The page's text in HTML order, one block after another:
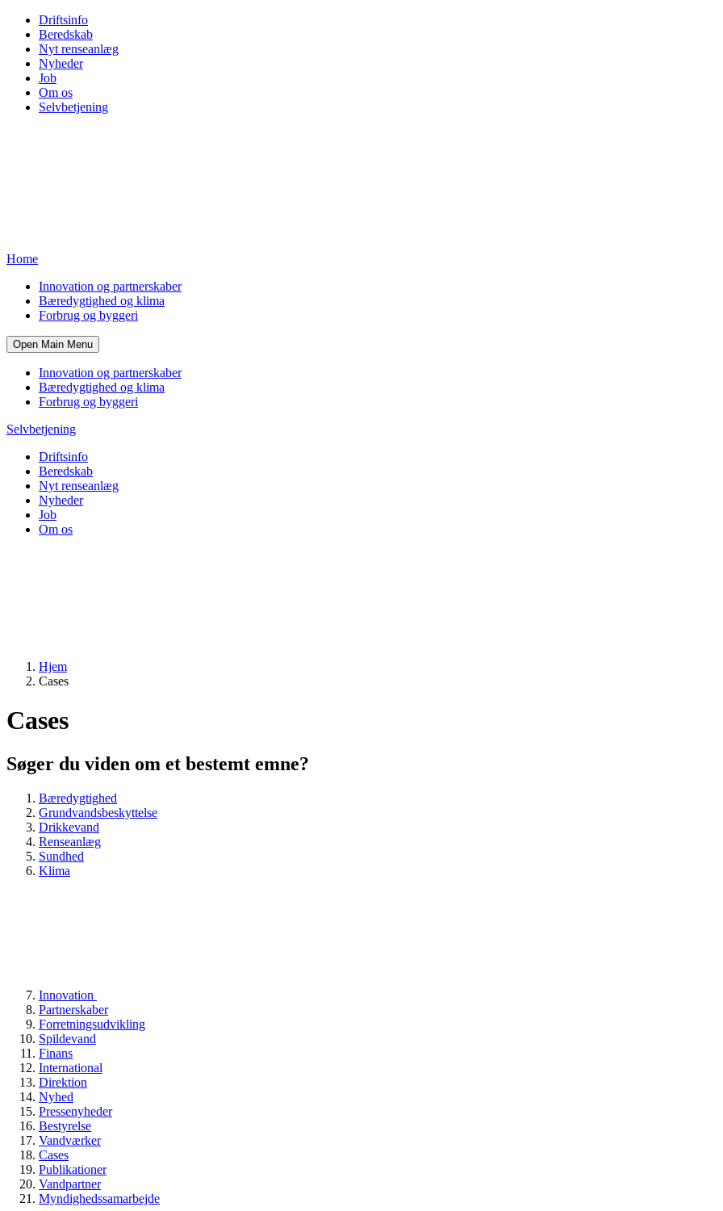
Driftsinfo
Beredskab
Nyt renseanlæg
Nyheder
Job
Om os
Selvbetjening
Home
Innovation og partnerskaber
Bæredygtighed og klima
Forbrug og byggeri
Open Main Menu
Innovation og partnerskaber
Bæredygtighed og klima
Forbrug og byggeri
Selvbetjening
Driftsinfo
Beredskab
Nyt renseanlæg
Nyheder
Job
Om os
Hjem
Cases
Cases
Søger du viden om et bestemt emne?
Bæredygtighed
Grundvandsbeskyttelse
Drikkevand
Renseanlæg
Sundhed
Klima
Innovation
Partnerskaber
Forretningsudvikling
Spildevand
Finans
International
Direktion
Nyhed
Pressenyheder
Bestyrelse
Vandværker
Cases
Publikationer
Vandpartner
Myndighedssamarbejde